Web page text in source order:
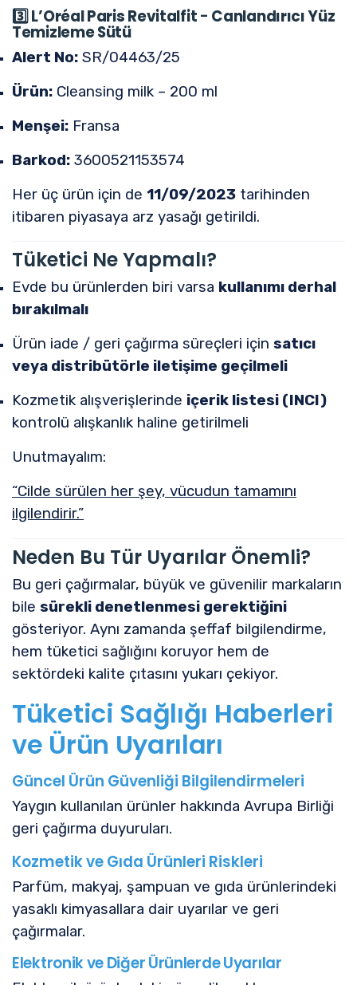
3️⃣L’Oréal Paris Revitalfit- Canlandırıcı Yüz
Temizleme Sütü
Alert No: SR/04463/25
Ürün: Cleansing milk – 200 ml
Menşei: Fransa
Barkod: 3600521153574
Her üç ürün için de 11/09/2023 tarihinden
itibaren piyasaya arz yasağı getirildi.
Tüketici Ne Yapmalı?
Evde bu ürünlerden biri varsa kullanımı derhal
bırakılmalı
Ürün iade / geri çağırma süreçleri için satıcı
veya distribütörle iletişime geçilmeli
Kozmetik alışverişlerinde içerik listesi (INCI)
kontrolü alışkanlık haline getirilmeli
Unutmayalım:
“Cilde sürülen her şey, vücudun tamamını
ilgilendirir.”
Neden Bu Tür Uyarılar Önemli?
Bu geri çağırmalar, büyük ve güvenilir markaların
bile sürekli denetlenmesi gerektiğini
gösteriyor. Aynı zamanda şeffaf bilgilendirme,
hem tüketici sağlığını koruyor hem de
sektördeki kalite çıtasını yukarı çekiyor.
Tüketici Sağlığı Haberleri
ve Ürün Uyarıları
Güncel Ürün Güvenliği Bilgilendirmeleri
Yaygın kullanılan ürünler hakkında Avrupa Birliği
geri çağırma duyuruları.
Kozmetik ve Gıda Ürünleri Riskleri
Parfüm, makyaj, şampuan ve gıda ürünlerindeki
yasaklı kimyasallara dair uyarılar ve geri
çağırmalar.
Elektronik ve Diğer Ürünlerde Uyarılar